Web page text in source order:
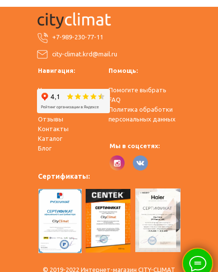
Навигация:
Услуги
Оплата и доставка
О нас
Отзывы
Контакты
Каталог
​Блог
city-climat.krd@mail.ru
+7-989-230-77-11
Помощь:
Помогите выбрать
FAQ
Политика обработки
персональных данных
© 2019-2022 Интернет-магазин CITY-CLIMAT
Мы в соцсетях:
Сертификаты: